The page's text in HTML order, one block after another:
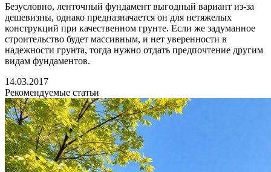
Безусловно, ленточный фундамент выгодный вариант из-за
дешевизны, однако предназначается он для нетяжелых
конструкций при качественном грунте. Если же задуманное
строительство будет массивным, и нет уверенности в
надежности грунта, тогда нужно отдать предпочтение другим
видам фундаментов.
14.03.2017
Рекомендуемые статьи